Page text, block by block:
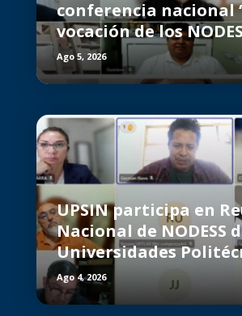
conferencia nacional
vocación de los
Ago 5, 2026
UPSIN participa en
Nacional de NODESS
Universidades
Ago 4, 2026